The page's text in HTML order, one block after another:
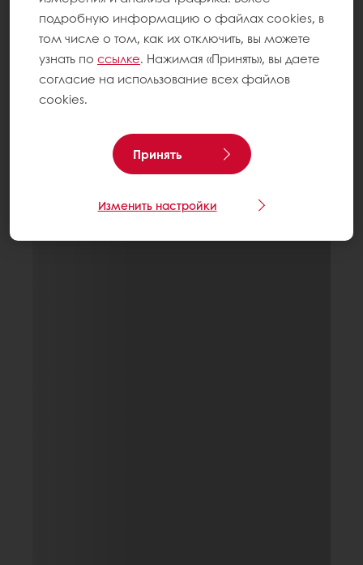
подробную информацию о файлах cookies, в
том числе о том, как их отключить, вы можете
узнать по ссылке. Нажимая «Принять», вы даете
согласие на использование всех файлов
cookies.
Принять
Изменить настройки